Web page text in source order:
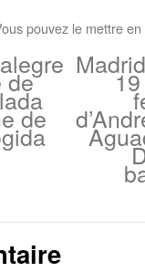
pouvez le mettre
de
de